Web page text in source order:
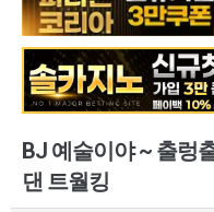
BJ 예술이야 ~ 출렁
댄 트월킹